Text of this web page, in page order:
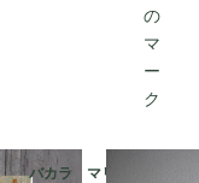
バカラ マリヨン デ